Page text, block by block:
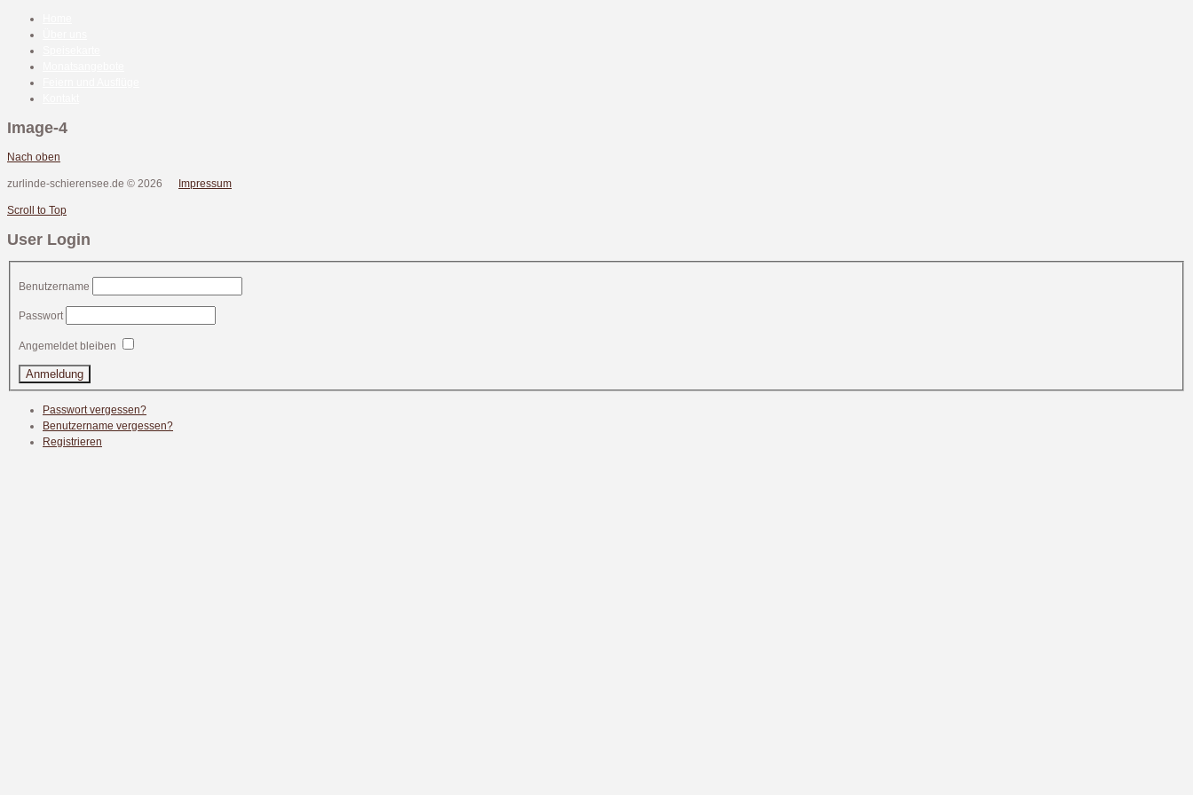
Image-4
Nach oben
zurlinde-schierensee.de © 2026 Impressum
Scroll to Top
User Login
Benutzername
Passwort
Angemeldet bleiben
Passwort vergessen?
Benutzername vergessen?
Registrieren